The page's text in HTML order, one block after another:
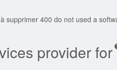
supprimer 400 do not used a
provider for